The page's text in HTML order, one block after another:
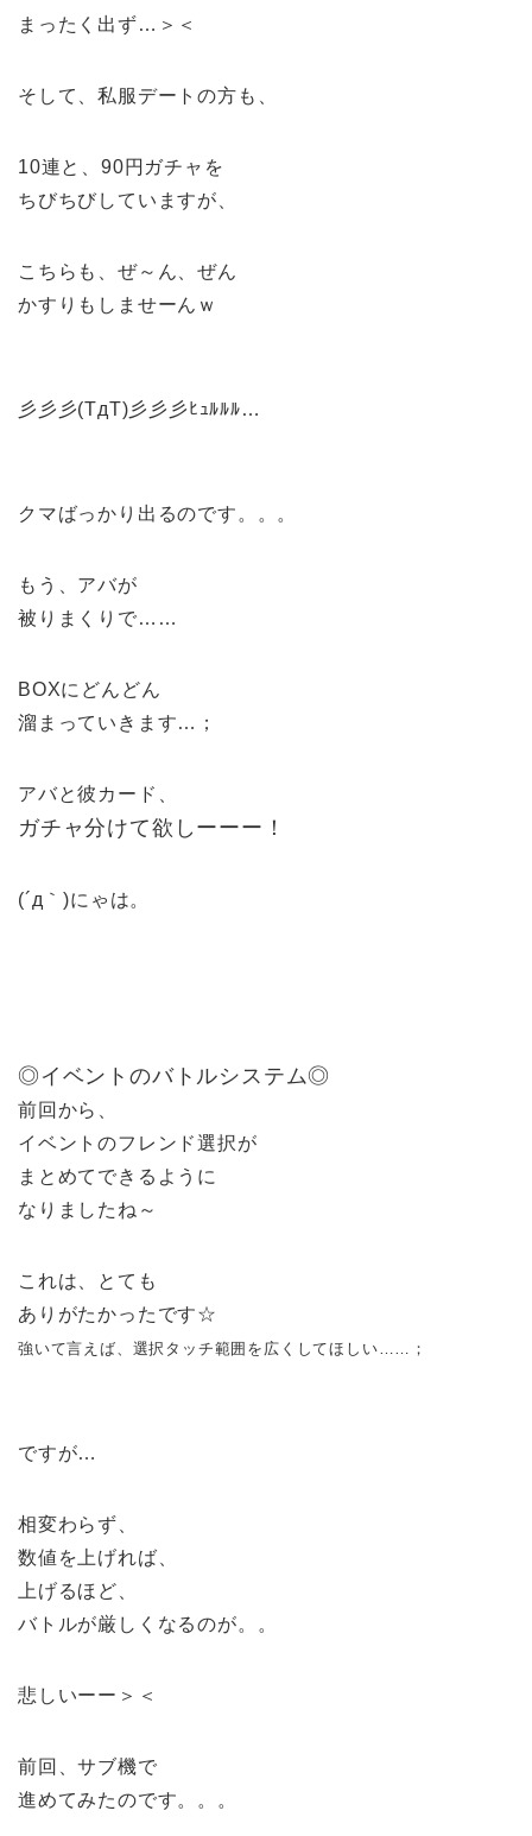
まったく出ず…＞＜
そして、私服デートの方も、
10連と、90円ガチャを
ちびちびしていますが、
こちらも、ぜ～ん、ぜん
かすりもしませーんｗ
彡彡彡(TдT)彡彡彡ﾋｭﾙﾙﾙ…
クマばっかり出るのです。。。
もう、アバが
被りまくりで……
BOXにどんどん
溜まっていきます…；
アバと彼カード、
ガチャ分けて欲しーーー！
(´д｀)にゃは。
◎イベントのバトルシステム◎
前回から、
イベントのフレンド選択が
まとめてできるように
なりましたね～
これは、とても
ありがたかったです☆
強いて言えば、選択タッチ範囲を広くしてほしい……；
ですが…
相変わらず、
数値を上げれば、
上げるほど、
バトルが厳しくなるのが。。
悲しいーー＞＜
前回、サブ機で
進めてみたのです。。。